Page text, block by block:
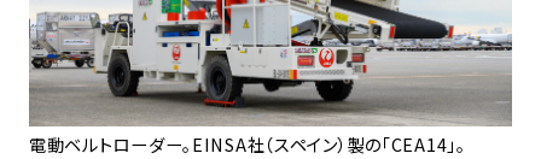
電動ベルトローダー。EINSA社（スペイン）製の「CEA14」。